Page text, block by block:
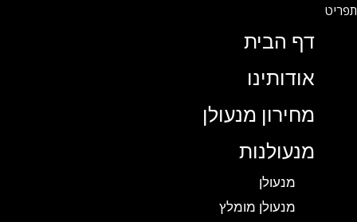
דף הבית
אודותינו
מחירון מנעולן
מנעולנות
מנעולן
מנעולן מומלץ